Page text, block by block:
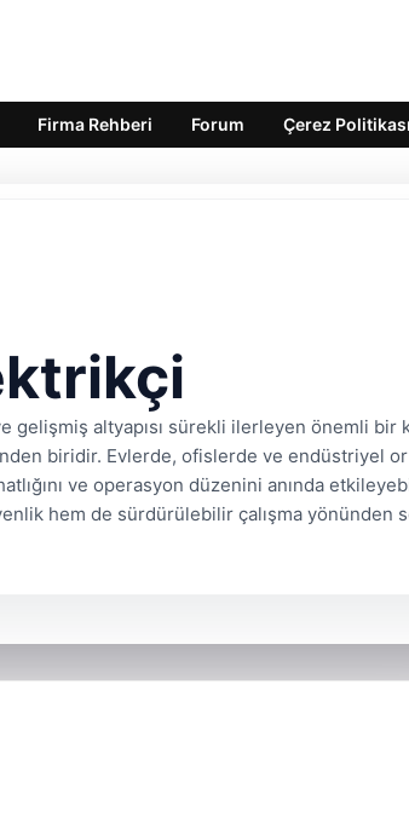
Firma Rehberi Forum Çerez Politikası
gelişmiş altyapısı sürekli ilerleyen önemli bir
biridir. Evlerde, ofislerde ve endüstriyel
ve operasyon düzenini anında
hem de sürdürülebilir çalışma yönünden